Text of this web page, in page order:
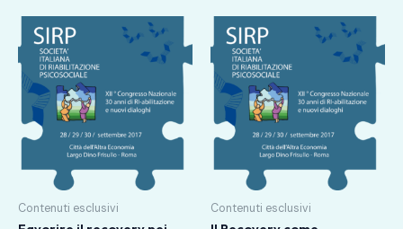
Contenuti esclusivi Contenuti esclusivi